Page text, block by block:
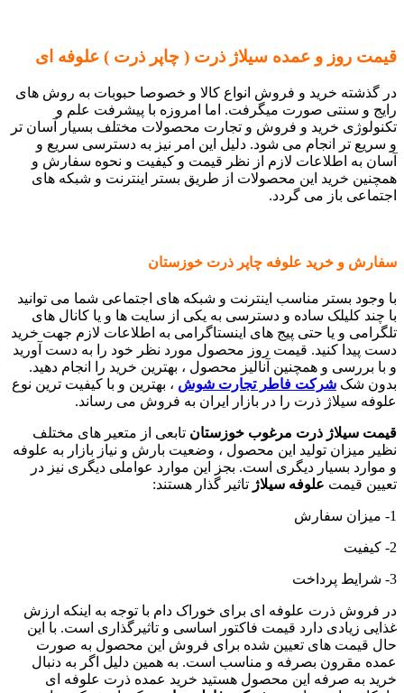
قیمت روز و عمده سیلاژ ذرت ( چاپر ذرت ) علوفه ای
در گذشته خرید و فروش انواع کالا و خصوصا حبوبات به روش های
رایج و سنتی صورت میگرفت. اما امروزه با پیشرفت علم و
تکنولوژی خرید و فروش و تجارت محصولات مختلف بسیار آسان تر
و سریع تر انجام می شود. دلیل این امر نیز به دسترسی سریع و
آسان به اطلاعات لازم از نظر قیمت و کیفیت و نحوه سفارش و
همچنین خرید این محصولات از طریق بستر اینترنت و شبکه های
اجتماعی باز می گردد.
سفارش و خرید علوفه چاپر ذرت خوزستان
با وجود بستر مناسب اینترنت و شبکه های اجتماعی شما می توانید
با چند کلیلک ساده و دسترسی به یکی از سایت ها و یا کانال های
تلگرامی و یا حتی پیج های اینستاگرامی به اطلاعات لازم جهت خرید
دست پیدا کنید. قیمت روز محصول مورد نظر خود را به دست آورید
و با بررسی و همچنین آنالیز محصول ، بهترین خرید را انجام دهید.
بدون شک شرکت فاطر تجارت شوش ، بهترین و با کیفیت ترین نوع
علوفه سیلاژ ذرت را در بازار ایران به فروش می رساند.
قیمت سیلاژ ذرت مرغوب خوزستان تابعی از متعیر های مختلف
نظیر میزان تولید این محصول ، وضعیت بارش و نیاز بازار به علوفه
و موارد بسیار دیگری است. بجز این موارد عواملی دیگری نیز در
تعیین قیمت علوفه سیلاژ تاثیر گذار هستند:
1- میزان سفارش
2- کیفیت
3- شرایط پرداخت
در فروش ذرت علوفه ای برای خوراک دام با توجه به اینکه ارزش
غذایی زیادی دارد قیمت فاکتور اساسی و تاثیرگذاری است. با این
حال قیمت های تعیین شده برای فروش این محصول به صورت
عمده مقرون بصرفه و مناسب است. به همین دلیل اگر به دنبال
خرید به صرفه این محصول هستید خرید عمده ذرت علوفه ای